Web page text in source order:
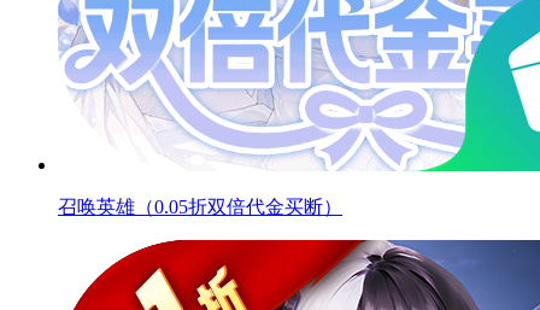
召唤英雄（0.05折双倍代金买断）